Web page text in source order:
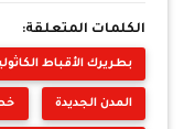
الكلمات المتعلقة:
بطريرك الأقباط
المدن الجديدة